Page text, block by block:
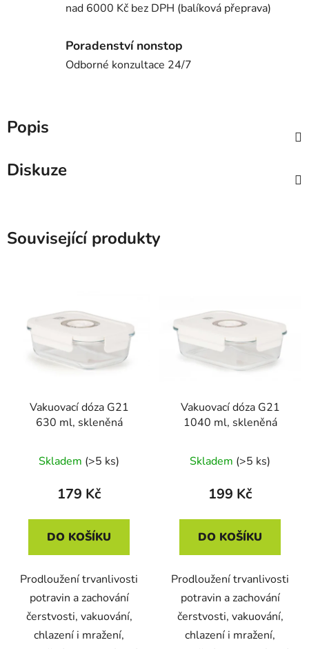
nad 6000 Kč bez DPH (balíková přeprava)
Poradenství nonstop
Odborné konzultace 24/7
Popis
Diskuze
Související produkty
Vakuovací dóza G21
630 ml, skleněná
Skladem (>5 ks)
179 Kč
DO KOŠÍKU
Prodloužení trvanlivosti
potravin a zachování
čerstvosti, vakuování,
chlazení i mražení,
Vakuovací dóza G21
1040 ml, skleněná
Skladem (>5 ks)
199 Kč
DO KOŠÍKU
Prodloužení trvanlivosti
potravin a zachování
čerstvosti, vakuování,
chlazení i mražení,